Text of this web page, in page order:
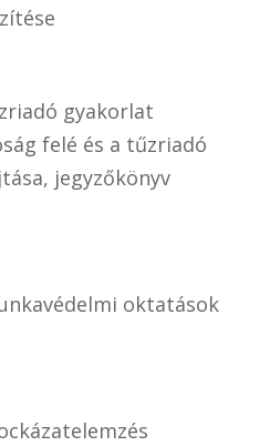
gyakorlat
felé és a tűzriadó
jegyzőkönyv
oktatások